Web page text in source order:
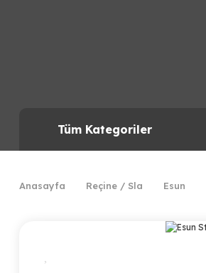
Tüm Kategoriler
Anasayfa Reçine / Sla Esun